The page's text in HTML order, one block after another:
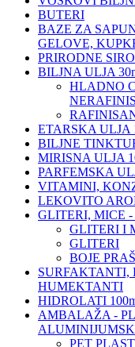
BUTERI
BAZE ZA
GELOVE,
PRIRODNE
BILJNA ULJA
HLADNO
ETARSKA ULJA
BILJNE
MIRISNA ULJA
PARFEMSKA
VITAMINI,
LEKOVITO
GLITERI, MICE
GLITERI I
GLITERI
BOJE
SURFAKTANTI,
HUMEKTANTI
HIDROLATI
AMBALAŽA -
PET